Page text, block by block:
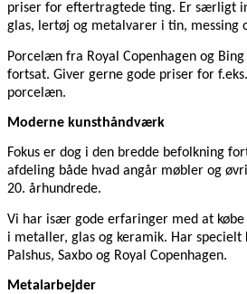
priser for eftertragtede ting. Er særligt
glas, lertøj og metalvarer i tin, messing
Porcelæn fra Royal Copenhagen og
fortsat. Giver gerne gode priser for
porcelæn.
Moderne kunsthåndværk
Fokus er dog i den bredde befolkning
afdeling både hvad angår møbler og
20. århundrede.
Vi har især gode erfaringer med at
i metaller, glas og keramik. Har
Palshus, Saxbo og Royal Copenhagen.
Metalarbejder